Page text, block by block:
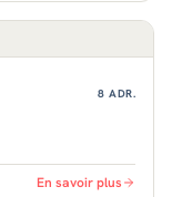
8 ADR.
En savoir plus